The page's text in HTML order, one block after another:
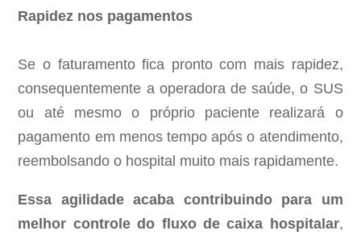
Rapidez nos pagamentos
Se o faturamento fica pronto com mais rapidez,
consequentemente a operadora de saúde, o SUS
ou até mesmo o próprio paciente realizará o
pagamento em menos tempo após o atendimento,
reembolsando o hospital muito mais rapidamente.
Essa agilidade acaba contribuindo para um
melhor controle do fluxo de caixa hospitalar,